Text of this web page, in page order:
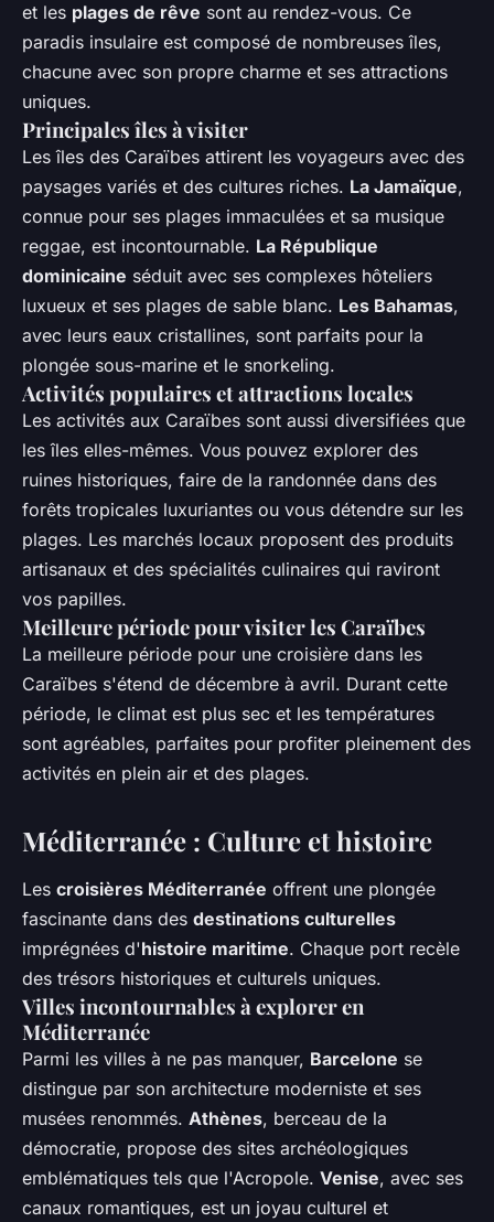
et les plages de rêve sont au rendez-vous. Ce
paradis insulaire est composé de nombreuses îles,
chacune avec son propre charme et ses attractions
uniques.
Principales îles à visiter
Les îles des Caraïbes attirent les voyageurs avec des
paysages variés et des cultures riches. La Jamaïque,
connue pour ses plages immaculées et sa musique
reggae, est incontournable. La République
dominicaine séduit avec ses complexes hôteliers
luxueux et ses plages de sable blanc. Les Bahamas,
avec leurs eaux cristallines, sont parfaits pour la
plongée sous-marine et le snorkeling.
Activités populaires et attractions locales
Les activités aux Caraïbes sont aussi diversifiées que
les îles elles-mêmes. Vous pouvez explorer des
ruines historiques, faire de la randonnée dans des
forêts tropicales luxuriantes ou vous détendre sur les
plages. Les marchés locaux proposent des produits
artisanaux et des spécialités culinaires qui raviront
vos papilles.
Meilleure période pour visiter les Caraïbes
La meilleure période pour une croisière dans les
Caraïbes s'étend de décembre à avril. Durant cette
période, le climat est plus sec et les températures
sont agréables, parfaites pour profiter pleinement des
activités en plein air et des plages.
Méditerranée : Culture et histoire
Les croisières Méditerranée offrent une plongée
fascinante dans des destinations culturelles
imprégnées d'histoire maritime. Chaque port recèle
des trésors historiques et culturels uniques.
Villes incontournables à explorer en
Méditerranée
Parmi les villes à ne pas manquer, Barcelone se
distingue par son architecture moderniste et ses
musées renommés. Athènes, berceau de la
démocratie, propose des sites archéologiques
emblématiques tels que l'Acropole. Venise, avec ses
canaux romantiques, est un joyau culturel et